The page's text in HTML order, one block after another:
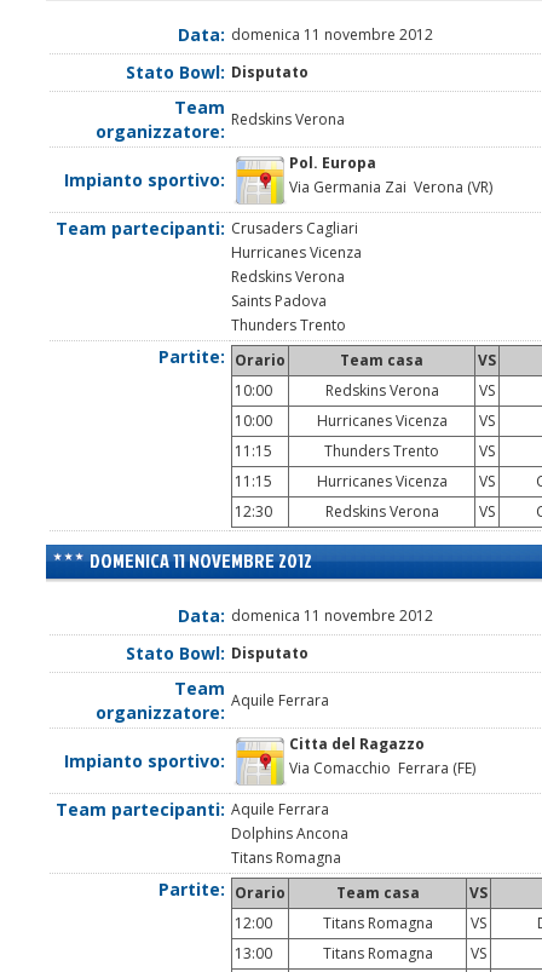
Data: domenica 11 novembre 2012
Stato Bowl: Disputato
Team
organizzatore:
Redskins Verona
Impianto sportivo:
Pol. Europa
Via Germania Zai Verona (VR)
Team partecipanti: Crusaders Cagliari
Hurricanes Vicenza
Redskins Verona
Saints Padova
Thunders Trento
Partite: Orario Team casa
VS
10:00
Redskins Verona VS
10:00
Hurricanes Vicenza
VS
11:15
Thunders Trento
VS
11:15
Hurricanes Vicenza VS
12:30
Redskins Verona VS
DOMENICA 11 NOVEMBRE 2012
Data: domenica 11 novembre 2012
Stato Bowl: Disputato
Team
organizzatore:
Aquile Ferrara
Impianto sportivo:
Citta del Ragazzo
Via Comacchio Ferrara (FE)
Team partecipanti: Aquile Ferrara
Dolphins Ancona
Titans Romagna
Partite: Orario Team casa
VS
12:00
Titans Romagna VS
13:00
Titans Romagna VS